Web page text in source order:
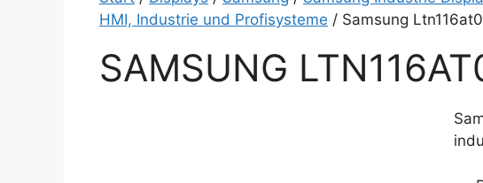
HMI, Industrie und Profisysteme / Samsung
SAMSUNG